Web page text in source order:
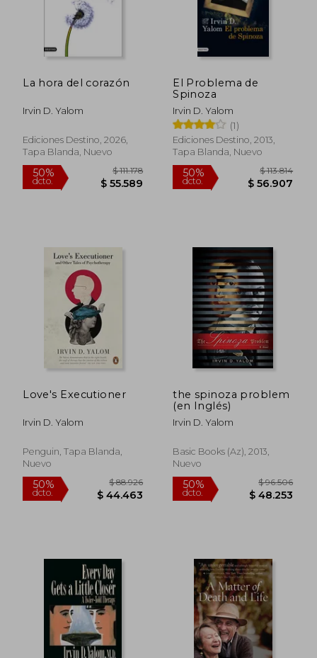
$ 44.962
50%
dcto. $ 50.893
55%
dcto.
La hora del corazón
Irvin D. Yalom
Ediciones Destino, 2026,
Tapa Blanda, Nuevo
El Problema de
Spinoza
Irvin D. Yalom
(1)
Ediciones Destino, 2013,
Tapa Blanda, Nuevo
Love's Executioner
Irvin D. Yalom
Penguin, Tapa Blanda,
Nuevo
the spinoza problem
(en Inglés)
Irvin D. Yalom
Basic Books (az), 2013,
Nuevo